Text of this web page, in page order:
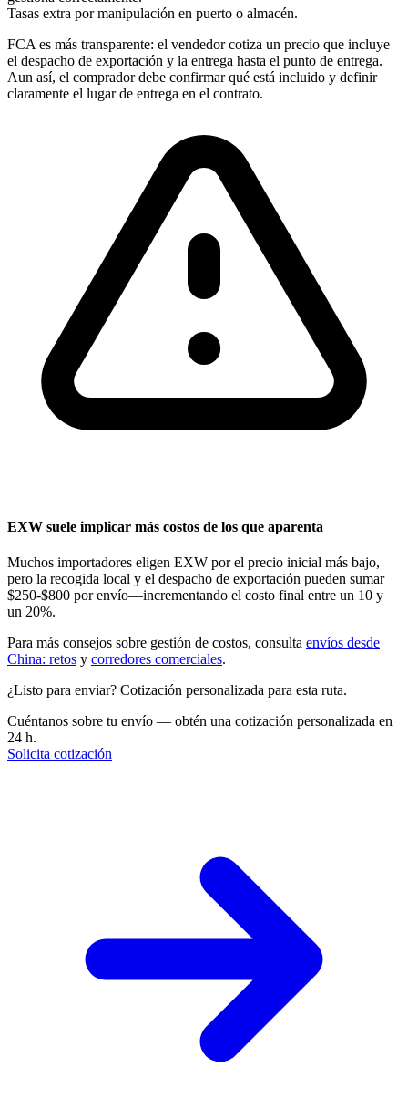
Tasas extra por manipulación en puerto o almacén.
FCA es más transparente: el vendedor cotiza un precio que incluye
el despacho de exportación y la entrega hasta el punto de entrega.
Aun así, el comprador debe confirmar qué está incluido y definir
claramente el lugar de entrega en el contrato.
EXW suele implicar más costos de los que aparenta
Muchos importadores eligen EXW por el precio inicial más bajo,
pero la recogida local y el despacho de exportación pueden sumar
$250-$800 por envío—incrementando el costo final entre un 10 y
un 20%.
Para más consejos sobre gestión de costos, consulta envíos desde
China: retos y corredores comerciales.
¿Listo para enviar? Cotización personalizada para esta ruta.
Cuéntanos sobre tu envío — obtén una cotización personalizada en
24 h.
Solicita cotización